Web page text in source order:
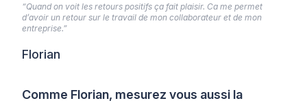
Comme Florian, mesurez vous aussi la
“Quand on voit les retours positifs ça fait plaisir. Ca me permet
d’avoir un retour sur le travail de mon collaborateur et de mon
entreprise.”
Florian